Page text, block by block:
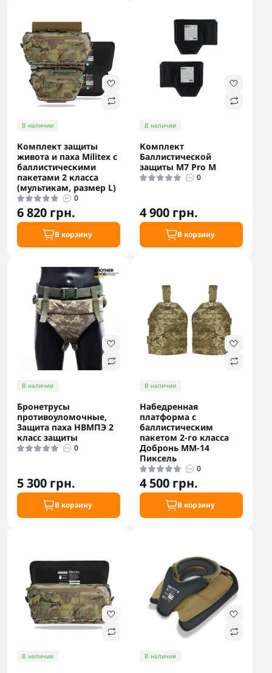
В наличии
Комплект защиты
живота и паха Militex с
баллистическими
пакетами 2 класса
(мультикам, размер L)
0
6 820 грн.
В корзину
В наличии
Комплект
Баллистической
защиты M7 Pro M
0
4 900 грн.
В корзину
В наличии
Бронетрусы
противоуломочные,
Защита паха НВМПЭ 2
класс защиты
0
5 300 грн.
В корзину
В наличии
Набедренная
платформа с
баллистическим
пакетом 2-го класса
Добронь ММ-14
Пиксель
0
4 500 грн.
В корзину
В наличии В наличии